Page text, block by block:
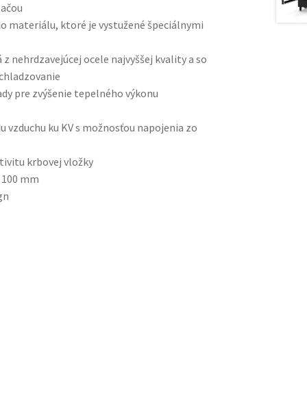
materiálu, ktoré je vystužené špeciálnymi
nehrdzavejúcej ocele najvyššej kvality a so
pre zvýšenie tepelného výkonu
ku KV s možnosťou napojenia zo
krbovej vložky
mm